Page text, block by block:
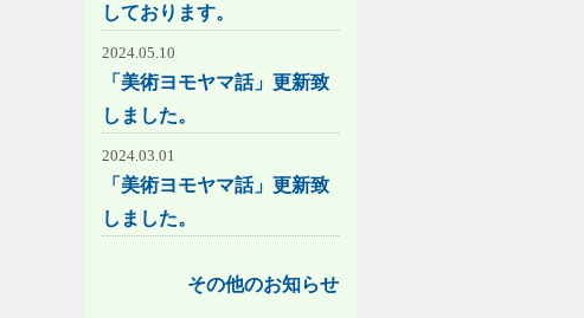
しております。
2024.05.10
「美術ヨモヤマ話」更新致
しました。
2024.03.01
「美術ヨモヤマ話」更新致
しました。
その他のお知らせ